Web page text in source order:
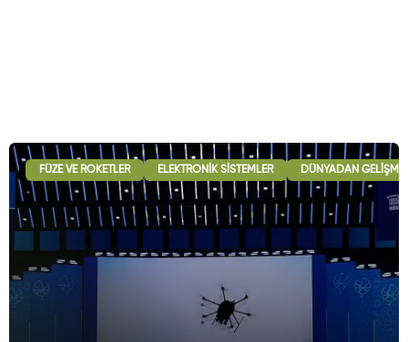
FÜZE VE ROKETLER ELEKTRONIK SISTEMLER DÜNYADAN